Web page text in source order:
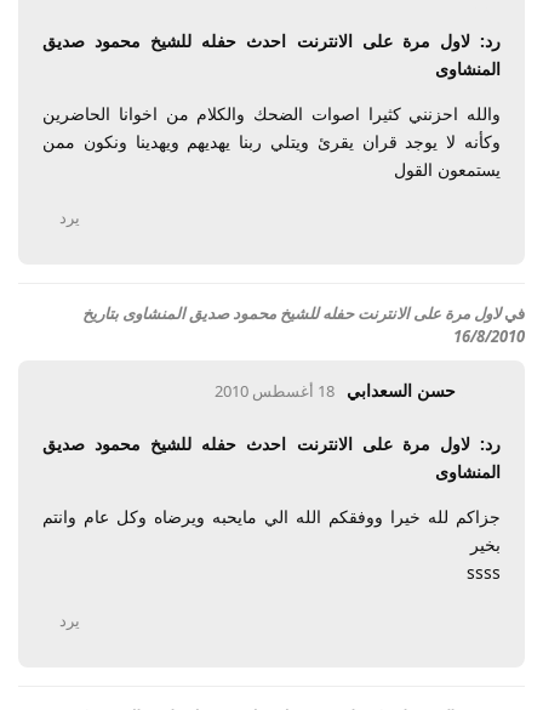
رد: لاول مرة على الانترنت احدث حفله للشيخ محمود صديق
المنشاوى
والله احزنني كثيرا اصوات الضحك والكلام من اخوانا الحاضرين
وكأنه لا يوجد قران يقرئ ويتلي ربنا يهديهم ويهدينا ونكون ممن
يستمعون القول
يرد
فيلاول مرة على الانترنت حفله للشيخ محمود صديق المنشاوى بتاريخ
16/8/2010
حسن السعدابي 18 أغسطس 2010
رد: لاول مرة على الانترنت احدث حفله للشيخ محمود صديق
المنشاوى
جزاكم لله خيرا ووفقكم الله الي مايحبه ويرضاه وكل عام وانتم
بخير
ssss
يرد